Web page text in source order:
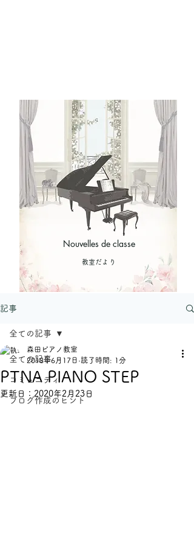
Nouvelles de classe
​教室だより
記事
全ての記事
コミュニティ
ブログ作成のヒント
全ての記事
PTNA PIANO STEP
森田ピアノ教室
2018年6月17日 読了時間: 1分
更新日： 2020年2月23日